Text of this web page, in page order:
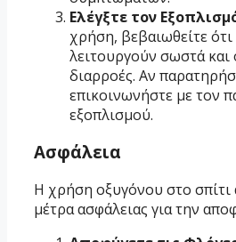
Ελέγξτε τον
χρήση, βεβαιωθείτε
λειτουργούν σωστά
διαρροές. Αν
επικοινωνήστε με τον
εξοπλισμού.
Ασφάλεια
Η χρήση οξυγόνου στο σπίτι
μέτρα ασφάλειας για την